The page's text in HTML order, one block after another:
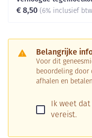
€ 8,50 (6% inclusief
Belangrijke
Voor dit
beoordeling door
afhalen en
Ik weet
vereist.